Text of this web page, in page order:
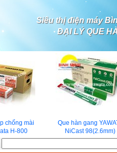
Siêu thị điện máy
ĐẠI LÝ QUE
chống mài
H-800
Que hàn gang
NiCast 98(2.6mm)